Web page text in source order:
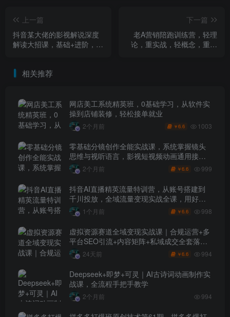
上一篇
抖音某大佬的影视解说深度
解读大招课，基础+进阶，小
下一篇
老A营销陪跑训练营，轻理
论，重实战，轻概念，重本
相关推荐
网店美工系统精英班，0基础学习，从软件实
操到店铺装修，轻松接单就业
2个月前 ￥6.6 1003
零基础分镜创作全能实战课，系统掌握镜头
思维与视听语言，影视短视频动画通用接单
技能2个月前 ￥6.6 999
抖音AI直播精英流量特训营，从账号搭建到
千川投放，全域流量变现实战全课，用好工
具让賺钱更简单
1个月前 ￥6.6 998
虚拟资源赛道全域变现实战课｜合规运营+多
平台SEO引流+内容矩阵+私域成交全套落地
玩法24天前 ￥6.6 994
Deepseek+即梦+可灵｜AI古诗词动画制作实
战课，全流程手把手教学
2个月前 994